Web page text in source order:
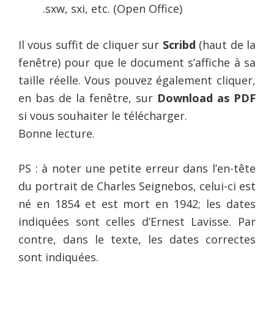
.sxw, sxi, etc. (Open Office)
Il vous suffit de cliquer sur Scribd (haut de la
fenêtre) pour que le document s’affiche à sa
taille réelle. Vous pouvez également cliquer,
en bas de la fenêtre, sur Download as PDF
si vous souhaiter le télécharger.
Bonne lecture.
PS : à noter une petite erreur dans l’en-tête
du portrait de Charles Seignebos, celui-ci est
né en 1854 et est mort en 1942; les dates
indiquées sont celles d’Ernest Lavisse. Par
contre, dans le texte, les dates correctes
sont indiquées.